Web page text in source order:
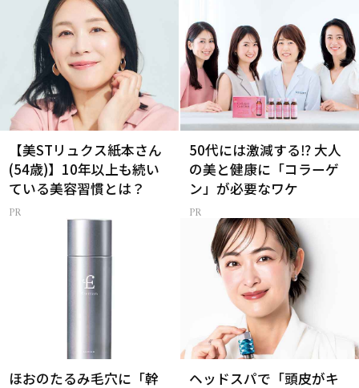
【美STリュクス紙本さん
(54歳)】10年以上も続い
ている美容習慣とは？
50代には激減する⁉ 大人
の美と健康に「コラーゲ
ン」が必要なワケ
ほおのたるみ毛穴に「幹 ヘッドスパで「頭皮がキ